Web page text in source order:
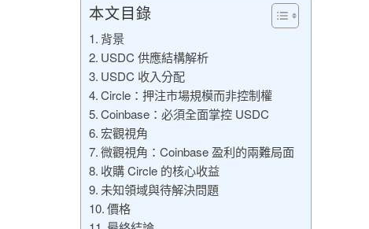
本文目錄
背景
USDC 供應結構解析
USDC 收入分配
Circle：押注市場規模而非控制權
Coinbase：必須全面掌控 USDC
宏觀視角
微觀視角：Coinbase 盈利的兩難局面
收購 Circle 的核心收益
未知領域與待解決問題
價格